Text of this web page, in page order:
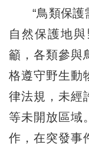
“鳥類保護需
自然保護地
籲，各類參與
格遵守野生動
律法規，未經
等未開放區域
作，在突發事